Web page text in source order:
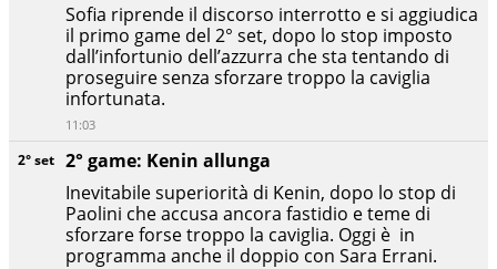
2° set 2° game: Kenin allunga
Inevitabile superiorità di Kenin, dopo lo stop di
Paolini che accusa ancora fastidio e teme di
sforzare forse troppo la caviglia. Oggi è in
programma anche il doppio con Sara Errani.
Sofia riprende il discorso interrotto e si aggiudica
il primo game del 2° set, dopo lo stop imposto
dall’infortunio dell’azzurra che sta tentando di
proseguire senza sforzare troppo la caviglia
infortunata.
11:03